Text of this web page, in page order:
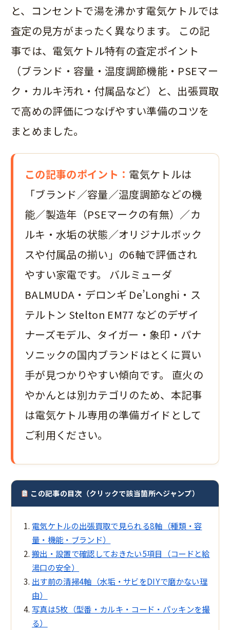
と、コンセントで湯を沸かす電気ケトルでは
査定の見方がまったく異なります。 この記
事では、電気ケトル特有の査定ポイント
（ブランド・容量・温度調節機能・PSEマー
ク・カルキ汚れ・付属品など）と、出張買取
で高めの評価につなげやすい準備のコツを
まとめました。
この記事のポイント： 電気ケトルは
「ブランド／容量／温度調節などの機
能／製造年（PSEマークの有無）／カ
ルキ・水垢の状態／オリジナルボック
スや付属品の揃い」の6軸で評価され
やすい家電です。 バルミューダ
BALMUDA・デロンギ De’Longhi・ス
テルトン Stelton EM77 などのデザイ
ナーズモデル、タイガー・象印・パナ
ソニックの国内ブランドはとくに買い
手が見つかりやすい傾向です。 直火の
やかんとは別カテゴリのため、本記事
は電気ケトル専用の準備ガイドとして
ご利用ください。
この記事の目次（クリックで該当箇所へジャンプ）
電気ケトルの出張買取で見られる8軸（種類・容
量・機能・ブランド）
搬出・設置で確認しておきたい5項目（コードと給
湯口の安全）
出す前の清掃4軸（水垢・サビをDIYで磨かない理
由）
写真は5枚（型番・カルキ・コード・パッキンを撮
る）